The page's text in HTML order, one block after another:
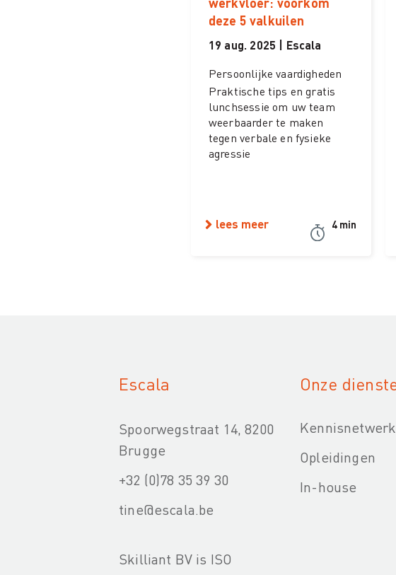
deze 5 valkuilen
19 aug. 2025 | Escala
Persoonlijke vaardigheden
Praktische tips en gratis
lunchsessie om uw team
weerbaarder te maken
tegen verbale en fysieke
agressie
lees meer 4 min
Escala
Spoorwegstraat 14, 8200
Brugge
+32 (0)78 35 39 30
tine@escala.be
Skilliant BV is ISO
Onze
Opleidingen
In-house